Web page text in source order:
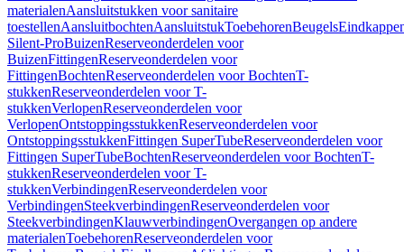
materialenAansluitstukken voor sanitaire
toestellenAansluitbochtenAansluitstukToebehorenBeugels
Silent-ProBuizenReserveonderdelen voor
BuizenFittingenReserveonderdelen voor
FittingenBochtenReserveonderdelen voor BochtenT-
stukkenReserveonderdelen voor T-
stukkenVerlopenReserveonderdelen voor
VerlopenOntstoppingsstukkenReserveonderdelen voor
OntstoppingsstukkenFittingen SuperTubeReserveonderdelen voor
Fittingen SuperTubeBochtenReserveonderdelen voor BochtenT-
stukkenReserveonderdelen voor T-
stukkenVerbindingenReserveonderdelen voor
VerbindingenSteekverbindingenReserveonderdelen voor
SteekverbindingenKlauwverbindingenOvergangen op andere
materialenToebehorenReserveonderdelen voor